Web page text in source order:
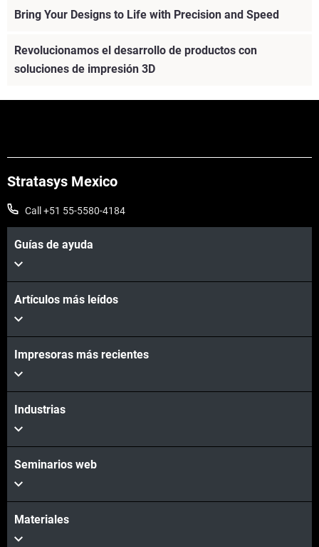
Bring Your Designs to Life with Precision and Speed
Vea más
Revolucionamos el desarrollo de productos con
soluciones de impresión 3D
Vea más
Stratasys Mexico
Call +51 55-5580-4184
Guías de ayuda
Artículos más leídos
Impresoras más recientes
Industrias
Seminarios web
Materiales